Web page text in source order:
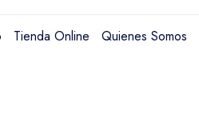
Tienda Online Quienes Somos